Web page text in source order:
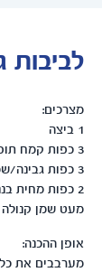
לביבות
מצרכים:
1 ביצה
3 כפות קמח תופח
3 כפות גבינה/שמנת חמוצה
2 כפות מחית בננה תפוח (או טעם אחר לבחירתכם)
מעט שמן קנולה
אופן ההכנה:
מערבבים את כל